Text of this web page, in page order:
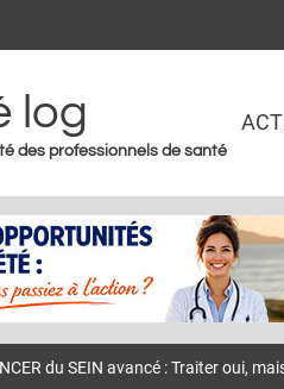
log
des professionnels de santé
du SEIN avancé : Traiter oui,